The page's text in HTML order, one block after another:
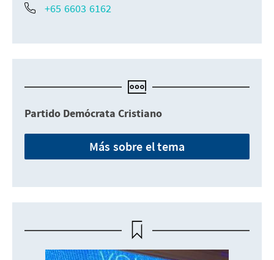
+65 6603 6162
Partido Demócrata Cristiano
Más sobre el tema